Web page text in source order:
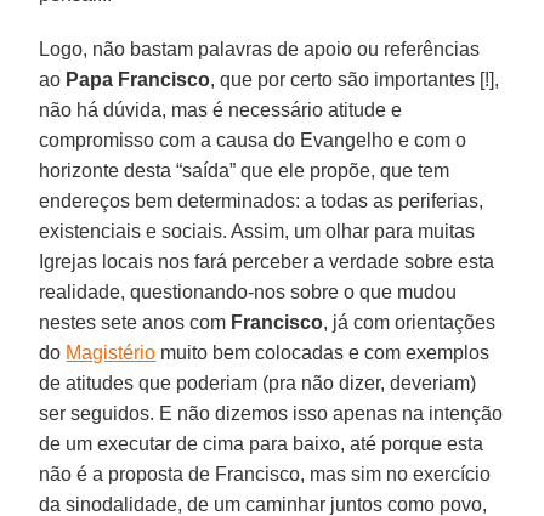
Logo, não bastam palavras de apoio ou referências
ao Papa Francisco, que por certo são importantes [!],
não há dúvida, mas é necessário atitude e
compromisso com a causa do Evangelho e com o
horizonte desta “saída” que ele propõe, que tem
endereços bem determinados: a todas as periferias,
existenciais e sociais. Assim, um olhar para muitas
Igrejas locais nos fará perceber a verdade sobre esta
realidade, questionando-nos sobre o que mudou
nestes sete anos com Francisco, já com orientações
do Magistério muito bem colocadas e com exemplos
de atitudes que poderiam (pra não dizer, deveriam)
ser seguidos. E não dizemos isso apenas na intenção
de um executar de cima para baixo, até porque esta
não é a proposta de Francisco, mas sim no exercício
da sinodalidade, de um caminhar juntos como povo,